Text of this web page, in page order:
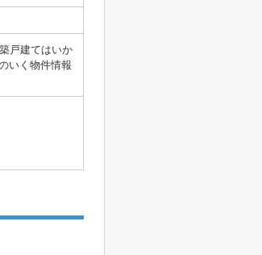
戸建てはいか
いく物件情報